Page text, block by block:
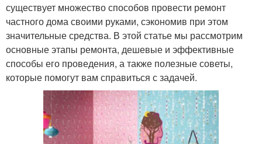
существует множество способов провести ремонт
частного дома своими руками, сэкономив при этом
значительные средства. В этой статье мы рассмотрим
основные этапы ремонта, дешевые и эффективные
способы его проведения, а также полезные советы,
которые помогут вам справиться с задачей.